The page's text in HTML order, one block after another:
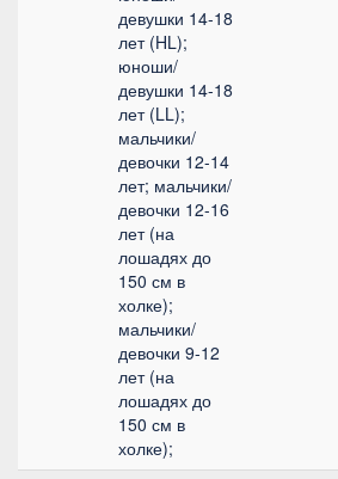
девушки 14-18
лет (HL);
юноши/
девушки 14-18
лет (LL);
мальчики/
девочки 12-14
лет; мальчики/
девочки 12-16
лет (на
лошадях до
150 см в
холке);
мальчики/
девочки 9-12
лет (на
лошадях до
150 см в
холке);